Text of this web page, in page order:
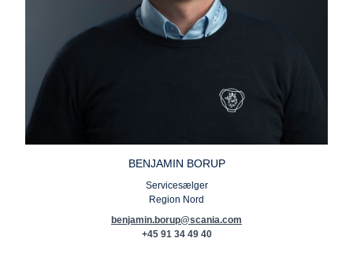
BENJAMIN BORUP
Servicesælger
Region Nord
benjamin.borup@scania.com
+45 91 34 49 40